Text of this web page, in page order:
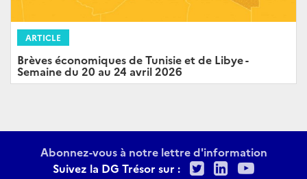
ARTICLE
Brèves économiques de Tunisie et de Libye -
Semaine du 20 au 24 avril 2026
Abonnez-vous à notre lettre d'information
Suivez la DG Trésor sur :
TwitterLinkedIn